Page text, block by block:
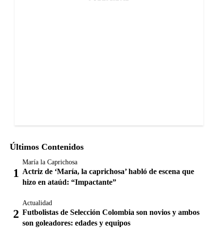
Últimos Contenidos
María la Caprichosa
Actriz de ‘María, la caprichosa’ habló de escena que
hizo en ataúd: “Impactante”
Actualidad
Futbolistas de Selección Colombia son novios y ambos
son goleadores: edades y equipos